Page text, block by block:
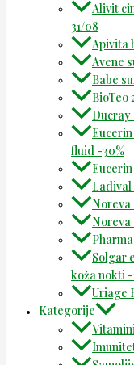
Alivit
31/08
Apivita
Avene
Babe
BioTeo
Ducray
fluid -30%
Ladival
Noreva
Noreva
Solgar
koža nokti -
Uriage
Kategorije